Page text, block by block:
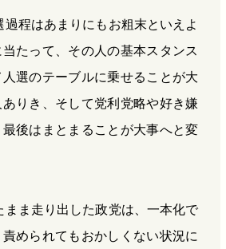
過程はあまりにもお粗末といえよ
たって、その人の基本スタンス
選のテーブルに乗せることが大
りき、そして党利党略や好き嫌
後はまとまることが大事へと変
まま走り出した政党は、一本化で
められてもおかしくない状況に